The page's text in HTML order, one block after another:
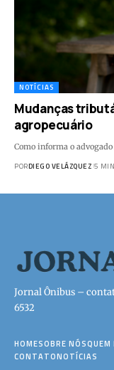
NOTÍCIAS
Mudanças
agropecuário
Como informa o
PORDIEGO VELÁZQUEZ 5
Jornal Ônibus –
6532
HOMESOBRE NÓSQUEM
CONTATONOTÍCIAS